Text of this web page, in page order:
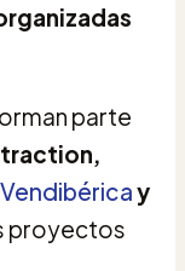
parte
Vendibéricay
proyectos